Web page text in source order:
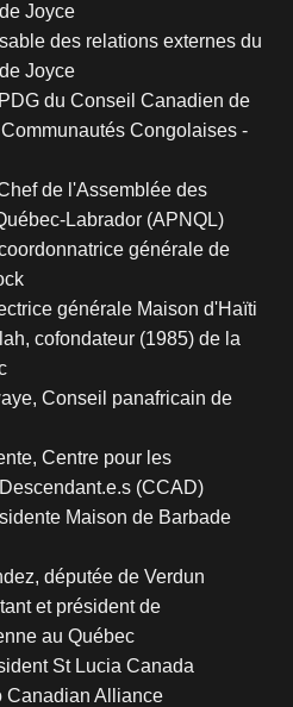
Joyce
des relations externes du
Joyce
du Conseil Canadien de
Congolaises -
de l'Assemblée des
Labrador (APNQL)
générale de
générale Maison d'Haïti
cofondateur (1985) de la
Conseil panafricain de
Centre pour les
(CCAD)
Maison de Barbade
députée de Verdun
et président de
au Québec
St Lucia Canada
Canadian Alliance